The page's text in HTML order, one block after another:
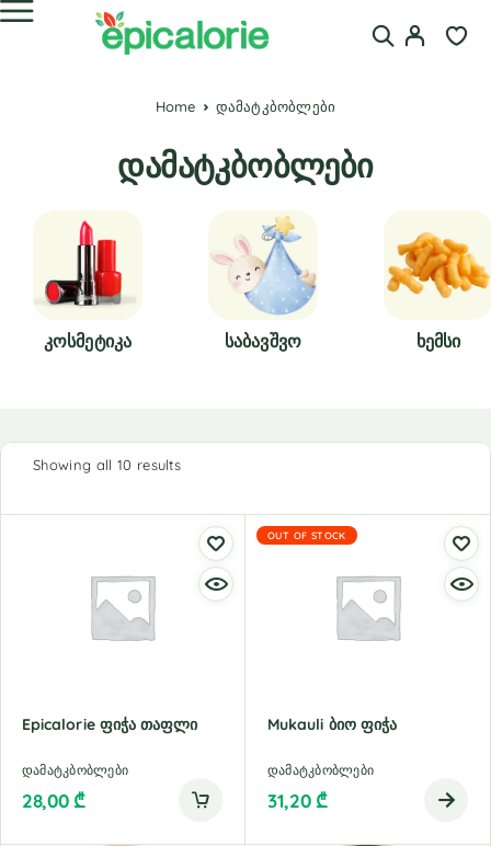
Home დამატკბობლები
დამატკბობლები
Კოსმეტიკა Საბავშვო Ხემსი
Showing all 10 results
Epicalorie Ფიჭა Თაფლი
დამატკბობლები
28,00 ₾
OUT OF STOCK
Mukauli Ბიო Ფიჭა
დამატკბობლები
31,20 ₾